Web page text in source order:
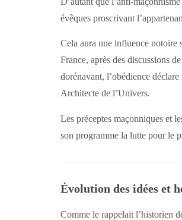
évêques proscrivant
Cela aura une influence notoire
France, après des discussions
dorénavant, l’obédience
Architecte de l’Univers.
Les préceptes maçonniques et
son programme la lutte pour le
Évolution des idées et
Comme le rappelait l’historien